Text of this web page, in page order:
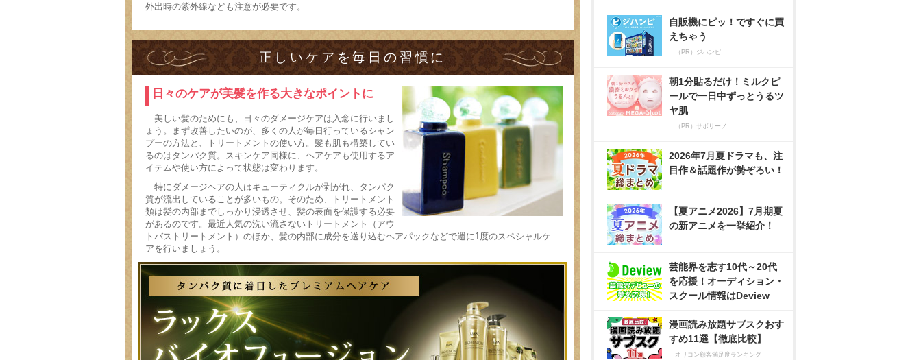
外出時の紫外線なども注意が必要です。
正しいケアを毎日の習慣に
日々のケアが美髪を作る大きなポイントに
美しい髪のためにも、日々のダメージケアは入念に行いまし
ょう。まず改善したいのが、多くの人が毎日行っているシャン
プーの方法と、トリートメントの使い方。髪も肌も構築してい
るのはタンパク質。スキンケア同様に、ヘアケアも使用するア
イテムや使い方によって状態は変わります。
特にダメージヘアの人はキューティクルが剥がれ、タンパク
質が流出していることが多いもの。そのため、トリートメント
類は髪の内部までしっかり浸透させ、髪の表面を保護する必要
があるのです。最近人気の洗い流さないトリートメント（アウ
トバストリートメント）のほか、髪の内部に成分を送り込むヘアパックなどで週に1度のスペシャルケ
アを行いましょう。
自販機にピッ！ですぐに買
えちゃう
（PR）ジハンピ
朝1分貼るだけ！ミルクピ
ールで一日中ずっとうるツ
ヤ肌
（PR）サボリーノ
2026年7月夏ドラマも、注
目作＆話題作が勢ぞろい！
【夏アニメ2026】7月期夏
の新アニメを一挙紹介！
芸能界を志す10代～20代
を応援！オーディション・
スクール情報はDeview
漫画読み放題サブスクおす
すめ11選【徹底比較】
オリコン顧客満足度ランキング